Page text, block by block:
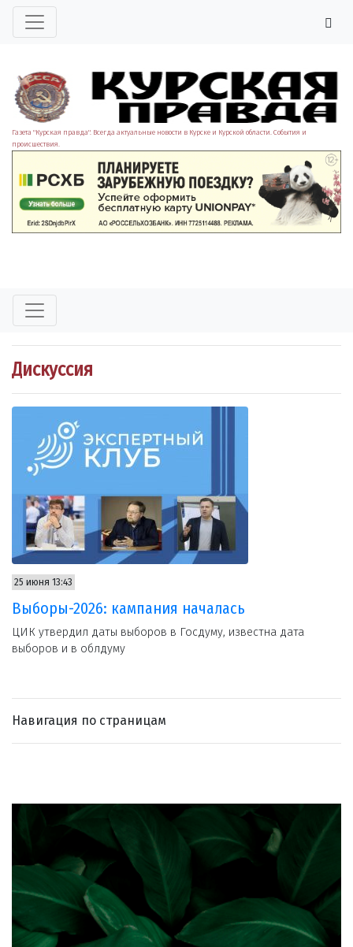
Газета "Курская правда". Всегда актуальные новости в Курске и Курской области. События и
происшествия.
Дискуссия
25 июня 13:43
Выборы-2026: кампания началась
ЦИК утвердил даты выборов в Госдуму, известна дата
выборов и в облдуму
Навигация по страницам